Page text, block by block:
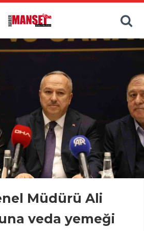
Müdürü Ali
veda yemeği